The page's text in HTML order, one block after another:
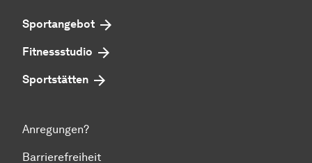
Sportangebot
Fitnessstudio
Sportstätten
Anregungen?
Barrierefreiheit